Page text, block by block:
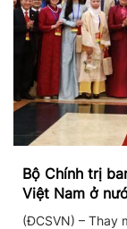
Bộ Chính trị
Việt Nam ở
(ĐCSVN) – Thay